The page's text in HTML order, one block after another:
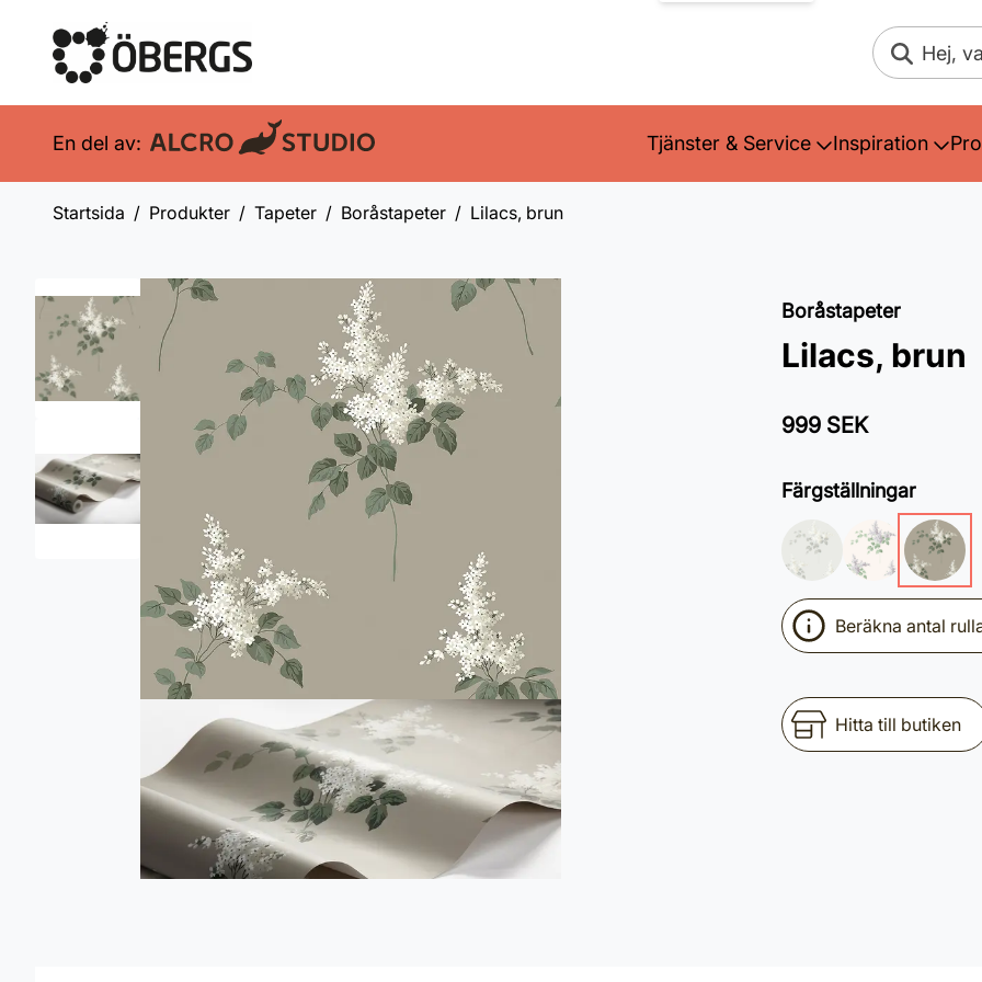
Sök
En del av: Tjänster & Service Inspiration
Startsida Produkter Tapeter Boråstapeter Lilacs, brun
Boråstapeter
Lilacs, brun
999 SEK
Färgställningar
Beräkna antal
Hitta till butiken